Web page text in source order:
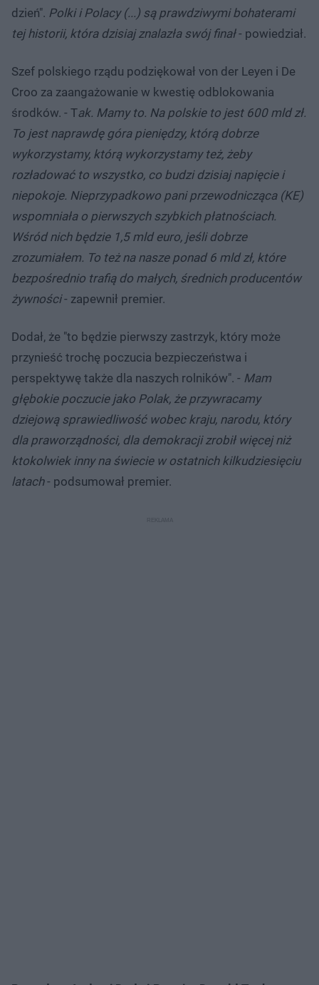
dzień". Polki i Polacy (...) są prawdziwymi bohaterami
tej historii, która dzisiaj znalazła swój finał- powiedział.
Szef polskiego rządu podziękował von der Leyen i De
Croo za zaangażowanie w kwestię odblokowania
środków. - Tak. Mamy to. Na polskie to jest 600 mld zł.
To jest naprawdę góra pieniędzy, którą dobrze
wykorzystamy, którą wykorzystamy też, żeby
rozładować to wszystko, co budzi dzisiaj napięcie i
niepokoje. Nieprzypadkowo pani przewodnicząca (KE)
wspomniała o pierwszych szybkich płatnościach.
Wśród nich będzie 1,5 mld euro, jeśli dobrze
zrozumiałem. To też na nasze ponad 6 mld zł, które
bezpośrednio trafią do małych, średnich producentów
żywności- zapewnił premier.
Dodał, że "to będzie pierwszy zastrzyk, który może
przynieść trochę poczucia bezpieczeństwa i
perspektywę także dla naszych rolników". - Mam
głębokie poczucie jako Polak, że przywracamy
dziejową sprawiedliwość wobec kraju, narodu, który
dla praworządności, dla demokracji zrobił więcej niż
ktokolwiek inny na świecie w ostatnich kilkudziesięciu
latach- podsumował premier.